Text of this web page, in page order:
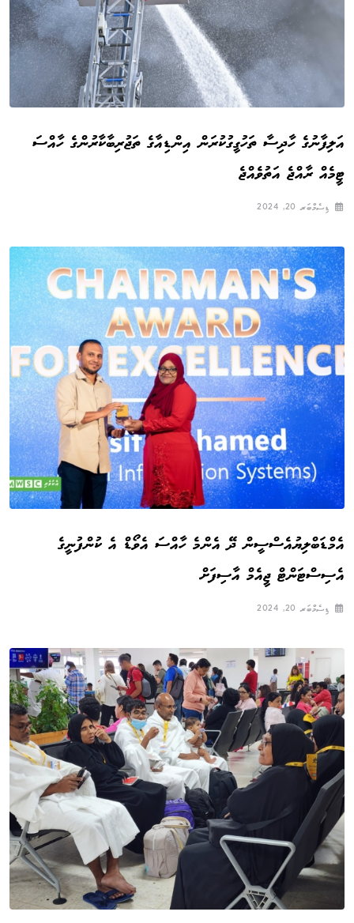
އަލިފާނުގެ ހާދިސާ ތަހުގީގުކުރަން އިންޑިއާގެ ތަޖުރިބާކާރުންގެ ހާއްސަ
ޓީމެއް ރާއްޖެ އަތުވެއްޖެ
ޑިސެމްބަރ 20, 2024
އެމްޑަބްލިޔުއެސްސީން ދޭ އެންމެ ހާއްސަ އެވޯޑް އެ ކުންފުނީގެ
އެސިސްޓަންޓް ޖީއެމް އާސިފަށް
ޑިސެމްބަރ 20, 2024